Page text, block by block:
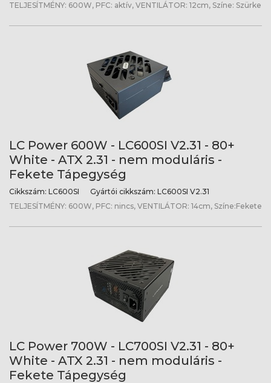
TELJESÍTMÉNY: 600W, PFC: aktív, VENTILÁTOR: 12cm, Színe: Szürke
LC Power 600W - LC600SI V2.31 - 80+
White - ATX 2.31 - nem moduláris -
Fekete Tápegység
Cikkszám: LC600SI Gyártói cikkszám: LC600SI V2.31
TELJESÍTMÉNY: 600W, PFC: nincs, VENTILÁTOR: 14cm, Színe:Fekete
LC Power 700W - LC700SI V2.31 - 80+
White - ATX 2.31 - nem moduláris -
Fekete Tápegység